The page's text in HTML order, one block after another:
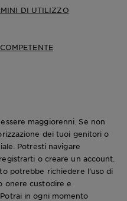
DI UTILIZZO
maggiorenni. Se non
dei tuoi genitori o
Potresti navigare
o creare un account.
potrebbe richiedere l’uso di
onere custodire e
in ogni momento